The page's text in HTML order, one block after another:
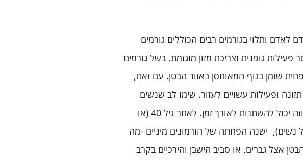
ותלוי בגורמים רבים הכוללים גורמים
פעילות גופנית וצריכת מזון מוגזמת. בשל גורמים
שומן בגוף המאוחסן באזור הבטן. עם זאת,
ופעילות עשויים לעזור. שימו לב שנשים
וגברים אוגרים שומן בגוף באופן שונה, וזה יכול להשתנות לאורך זמן. לאחר גיל 40 (או
נשים), ישנה הפחתה של הורמונים מיניים -מה
אצל גברים, או סביב הישבן והירכיים בקרב